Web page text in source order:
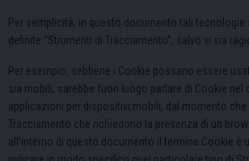
Per semplicità, in questo documento tali
definite “Strumenti di Tracciamento”, salvo vi sia
Per esempio, sebbene i Cookie possano essere
sia mobili, sarebbe fuori luogo parlare di Cookie nel
applicazioni per dispositivi mobili, dal momento
Tracciamento che richiedono la presenza di un
all’interno di questo documento il termine Cookie è